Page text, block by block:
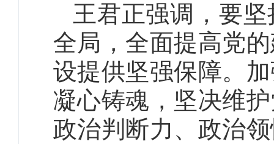
王君正强调，要
全局，全面提高党
设提供坚强保障。
凝心铸魂，坚决维
政治判断力、政治